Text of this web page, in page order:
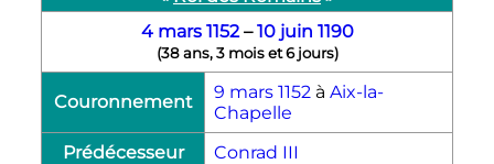
4 mars 1152–10 juin 1190
(38 ans, 3 mois et 6 jours)
Couronnement 9 mars 1152 à Aix-la-
Chapelle
Prédécesseur
Conrad III